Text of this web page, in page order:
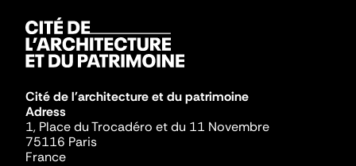
Cité de l'architecture et du patrimoine
Adress
1, Place du Trocadéro et du 11 Novembre
75116 Paris
France